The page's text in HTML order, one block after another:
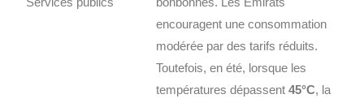
encouragent une consommation
modérée par des tarifs réduits.
Toutefois, en été, lorsque les
températures dépassent 45°C, la